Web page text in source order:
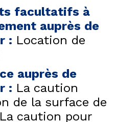
facultatifs à
auprès de
: Location de
auprès de
: La caution
de la surface de
La caution pour